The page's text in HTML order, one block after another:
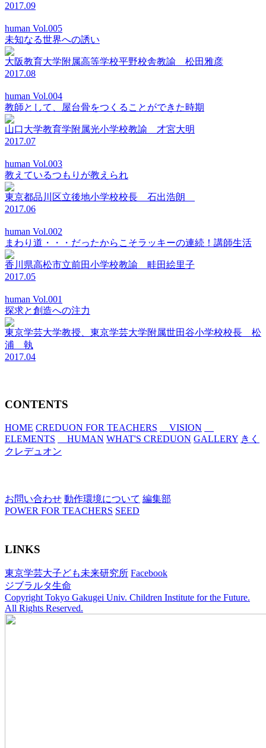
2017.09
human Vol.005
未知なる世界への誘い
大阪教育大学附属高等学校平野校舎教諭 松田雅彦
2017.08
human Vol.004
教師として、屋台骨をつくることができた時期
山口大学教育学附属光小学校教諭 才宮大明
2017.07
human Vol.003
教えているつもりが教えられ
東京都品川区立後地小学校校長 石出浩朗
2017.06
human Vol.002
まわり道・・・だったからこそラッキーの連続！講師生活
香川県高松市立前田小学校教諭 畦田絵里子
2017.05
human Vol.001
探求と創造への注力
東京学芸大学教授、東京学芸大学附属世田谷小学校校長 松
浦 執
2017.04
CONTENTS
HOME CREDUON FOR TEACHERS
VISION
ELEMENTS
HUMAN WHAT'S CREDUON GALLERY きく
クレデュオン
お問い合わせ 動作環境について 編集部
POWER FOR TEACHERS SEED
LINKS
東京学芸大子ども未来研究所 Facebook
ジブラルタ生命
Copyright Tokyo Gakugei Univ. Children Institute for the Future.
All Rights Reserved.